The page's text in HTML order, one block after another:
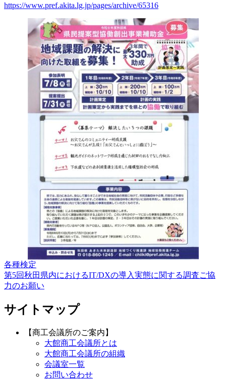
https://www.pref.akita.lg.jp/pages/archive/65316
投
稿
ビ
各種検定
第5回秋田県内におけるIT/DXの導入実態に関する調査ご協
力のお願い
サイトマップ
【商工会議所のご案内】
大館商工会議所とは
大館商工会議所の組織
会議室一覧
お問い合わせ